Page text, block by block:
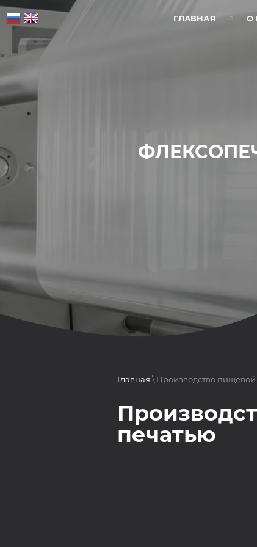
ГЛАВНАЯ О
Главная \ Производство
печатью